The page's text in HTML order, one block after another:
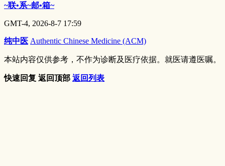
~联•系~邮•箱~
GMT-4, 2026-8-7 17:59
纯中医 Authentic Chinese Medicine (ACM)
本站内容仅供参考，不作为诊断及医疗依据。就医请遵医嘱。
快速回复 返回顶部 返回列表